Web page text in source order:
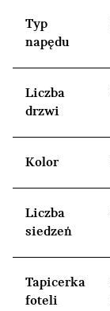
Typ
napędu
Liczba
drzwi
Kolor
Liczba
siedzeń
Tapicerka
foteli